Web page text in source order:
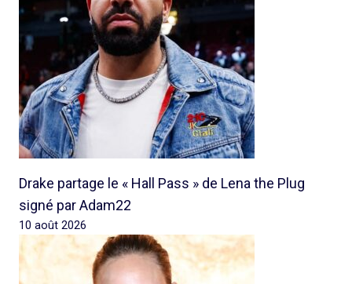
Drake partage le « Hall Pass » de Lena the Plug
signé par Adam22
10 août 2026